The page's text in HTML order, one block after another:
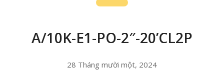
A/10K-E1-PO-2″-20’CL2P
28 Tháng mười một, 2024